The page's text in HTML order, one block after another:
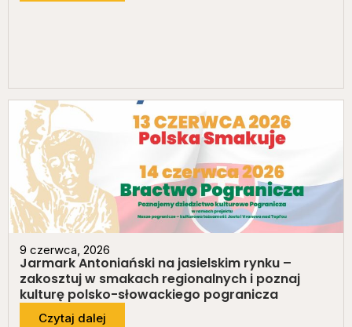
9 czerwca, 2026
Jarmark Antoniański na jasielskim rynku –
zakosztuj w smakach regionalnych i poznaj
kulturę polsko-słowackiego pogranicza
Czytaj dalej